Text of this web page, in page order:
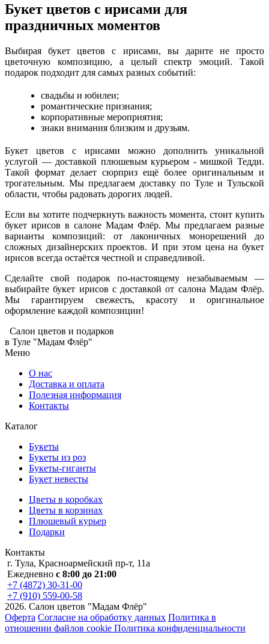
Букет цветов с ирисами для
праздничных моментов
Выбирая букет цветов с ирисами, вы дарите не просто
цветочную композицию, а целый спектр эмоций. Такой
подарок подходит для самых разных событий:
свадьбы и юбилеи;
романтические признания;
корпоративные мероприятия;
знаки внимания близким и друзьям.
Букет цветов с ирисами можно дополнить уникальной
услугой — доставкой плюшевым курьером - мишкой Тедди.
Такой формат делает сюрприз ещё более оригинальным и
трогательным. Мы предлагаем доставку по Туле и Тульской
области, чтобы радовать дорогих людей.
Если вы хотите подчеркнуть важность момента, стоит купить
букет ирисов в салоне Мадам Флёр. Мы предлагаем разные
варианты композиций: от лаконичных монорешений до
сложных дизайнерских проектов. И при этом цена на букет
ирисов всегда остаётся честной и справедливой.
Сделайте свой подарок по-настоящему незабываемым —
выбирайте букет ирисов с доставкой от салона Мадам Флёр.
Мы гарантируем свежесть, красоту и оригинальное
оформление каждой композиции!
Салон цветов и подарков
в Туле "Мадам Флёр"
Меню
О нас
Доставка и оплата
Полезная информация
Контакты
Каталог
Букеты
Букеты из роз
Букеты-гиганты
Букет невесты
Цветы в коробках
Цветы в корзинах
Плюшевый курьер
Подарки
Контакты
г. Тула, Красноармейский пр-т, 11а
Ежедневно с 8:00 до 21:00
+7 (4872) 30-31-00
+7 (910) 559-00-58
2026. Салон цветов "Мадам Флёр"
Оферта Согласие на обработку данных Политика в
отношении файлов cookie Политика конфиденциальности